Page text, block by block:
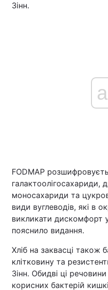
Зінн.
FODMAP
галактоолігосахариди,
моносахариди та
види вуглеводів, які в
викликати дискомфорт
пояснило видання.
Хліб на заквасці також
клітковину та
Зінн. Обидві ці
корисних бактерій